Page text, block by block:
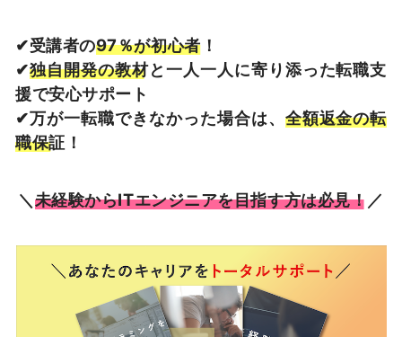
✔︎受講者の97％が初心者！
✔︎独自開発の教材と一人一人に寄り添った転職支
援で安心サポート
✔︎万が一転職できなかった場合は、 全額返金の転
職保証 ！
＼ 未経験からITエンジニアを目指す方は必見！ ／